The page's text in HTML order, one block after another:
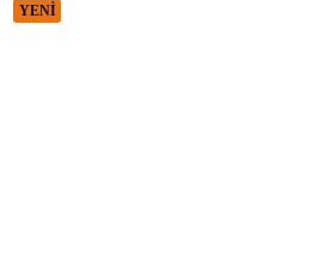
YENİ